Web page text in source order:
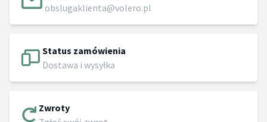
obslugaklienta@volero.pl
Status zamówienia
Dostawa i wysyłka
Zwroty